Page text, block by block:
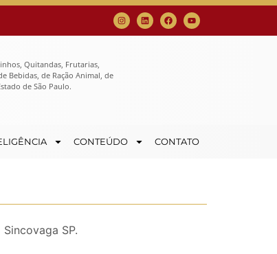
Quitandas, Frutarias,
Bebidas, de Ração Animal, de
de São Paulo.
CONTEÚDO CONTATO
SP.